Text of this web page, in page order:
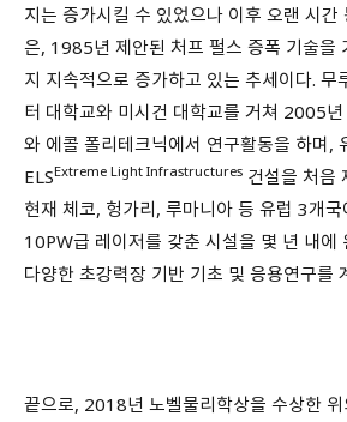
지는 증가시킬 수 있었으나 이후 오랜 시간
은, 1985년 제안된 처프 펄스 증폭 기술을
지 지속적으로 증가하고 있는 추세이다. 무
터 대학교와 미시건 대학교를 거쳐 2005
와 에콜 폴리테크닉에서 연구활동을 하며,
ELSExtreme Light Infrastructures 건설을 처음
현재 체코, 헝가리, 루마니아 등 유럽 3개
10PW급 레이저를 갖춘 시설을 몇 년 내에
다양한 초강력장 기반 기초 및 응용연구를
끝으로, 2018년 노벨물리학상을 수상한